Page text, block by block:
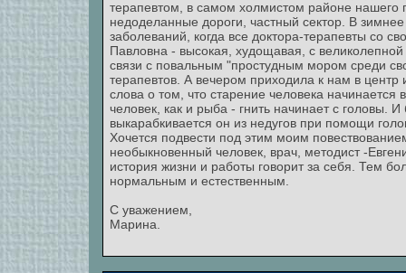
терапевтом, в самом холмистом районе нашего
недоделанные дороги, частный сектор. В
заболеваний, когда все доктора-терапевты со
Павловна - высокая, худощавая, с
связи с повальным "простудным мором среди
терапевтов. А вечером приходила к нам в
слова о том, что старение человека
человек, как и рыба - гнить начинает с головы.
выкарабкивается он из недугов при помощи
Хочется подвести под этим моим
необыкновенный человек, врач, методист -
история жизни и работы говорит за себя. Тем
нормальным и естественным.
С уважением,
Марина.